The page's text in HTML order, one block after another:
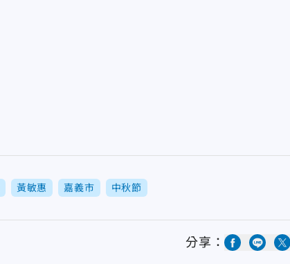
黃敏惠 嘉義市 中秋節
分享：